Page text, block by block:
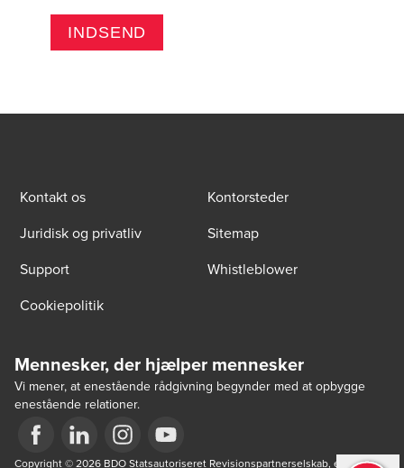
INDSEND
Kontakt os
Kontorsteder
Juridisk og privatliv
Sitemap
Support
Whistleblower
Cookiepolitik
Mennesker, der hjælper mennesker
Vi mener, at enestående rådgivning begynder med at opbygge
enestående relationer.
Copyright © 2026 BDO Statsautoriseret Revisionspartnerselskab, en